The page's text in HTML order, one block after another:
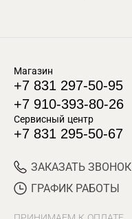
Магазин
+7 831 297-50-95
+7 910-393-80-26
Сервисный центр
+7 831 295-50-67
ЗАКАЗАТЬ ЗВОНОК
ГРАФИК РАБОТЫ